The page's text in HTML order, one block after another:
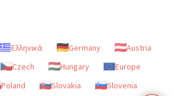
Ελληνικά Germany
Austria
Czech Hungary
Europe
Poland Slovakia Slovenia